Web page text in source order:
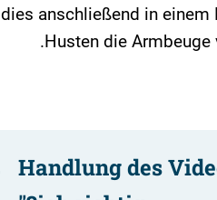
dies anschließend in
Husten die Armbeuge
Handlung des